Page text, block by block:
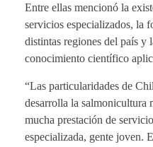
Entre ellas mencionó la
servicios especializados, la
distintas regiones del país y
conocimiento científico
“Las particularidades de
desarrolla la salmonicultura
mucha prestación de
especializada, gente joven.